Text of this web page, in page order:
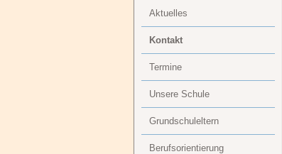
Aktuelles
Kontakt
Termine
Unsere Schule
Grundschuleltern
Berufsorientierung